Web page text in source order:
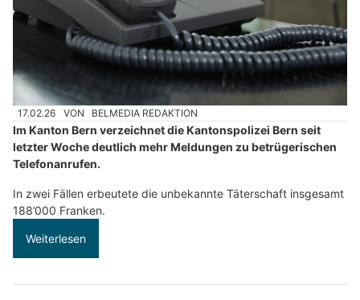
17.02.26 VON BELMEDIA REDAKTION
Im Kanton Bern verzeichnet die Kantonspolizei Bern seit
letzter Woche deutlich mehr Meldungen zu betrügerischen
Telefonanrufen.
In zwei Fällen erbeutete die unbekannte Täterschaft insgesamt
188’000 Franken.
Weiterlesen